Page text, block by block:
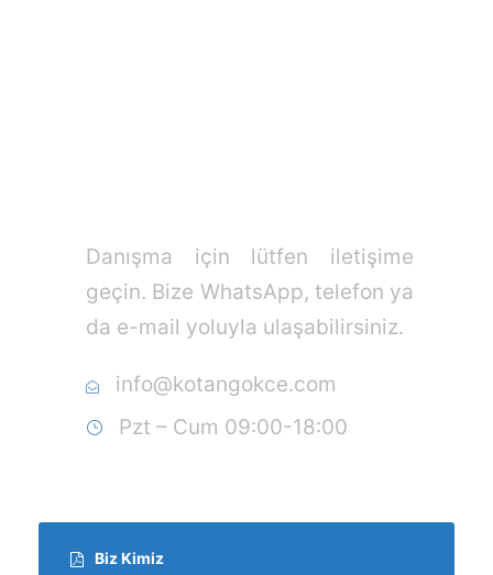
Danışma için lütfen iletişime
geçin. Bize WhatsApp, telefon ya
da e-mail yoluyla ulaşabilirsiniz.
info@kotangokce.com
Pzt – Cum 09:00-18:00
Biz Kimiz